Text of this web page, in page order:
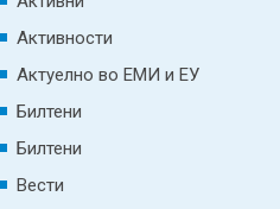
Активности
Актуелно во ЕМИ и ЕУ
Билтени
Билтени
Вести